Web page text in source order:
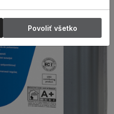
Povoliť všetko